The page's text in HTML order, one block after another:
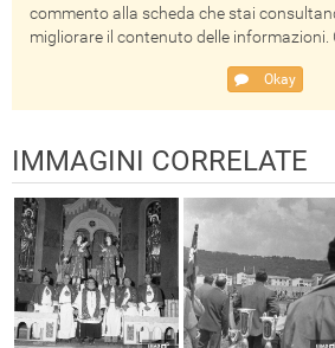
commento alla scheda che stai
migliorare il contenuto delle informazioni.
Okay
IMMAGINI CORRELATE